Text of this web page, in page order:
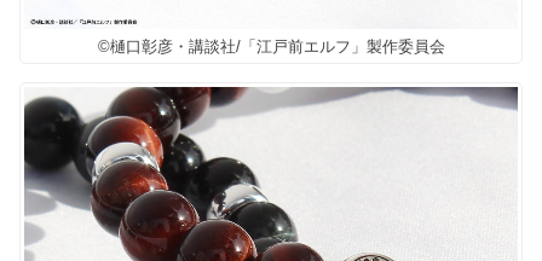
©樋口彰彦・講談社/「江戸前エルフ」製作委員会